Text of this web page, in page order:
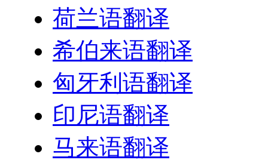
荷兰语翻译
希伯来语翻译
匈牙利语翻译
印尼语翻译
马来语翻译